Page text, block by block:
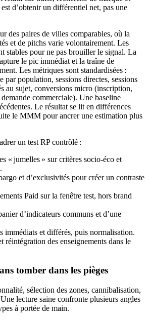
d’obtenir un différentiel net, pas une
des paires de villes comparables, où la
et de pitchs varie volontairement. Les
stables pour ne pas brouiller le signal. La
le pic immédiat et la traîne de
Les métriques sont standardisées :
par population, sessions directes, sessions
au sujet, conversions micro (inscription,
commerciale). Une baseline
Le résultat se lit en différences
le MMM pour ancrer une estimation plus
un test RP contrôlé :
« jumelles » sur critères socio-éco et
et d’exclusivités pour créer un contraste
Paid sur la fenêtre test, hors brand
d’indicateurs communs et d’une
immédiats et différés, puis normalisation.
réintégration des enseignements dans le
tomber dans les pièges
sélection des zones, cannibalisation,
lecture saine confronte plusieurs angles
à portée de main.